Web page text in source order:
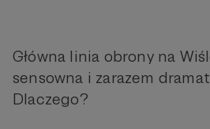
Główna linia obrony na
sensowna i zarazem
Dlaczego?